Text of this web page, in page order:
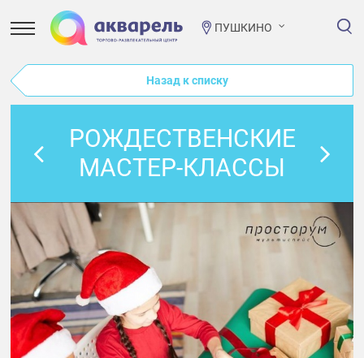
ПУШКИНО
Назад к списку
РОЖДЕСТВЕНСКИЕ
МАСТЕР-КЛАССЫ